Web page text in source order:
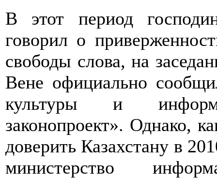
В этот период
говорил о
свободы слова, на
Вене официально
культуры и
законопроект». Однако,
доверить Казахстану в
министерство